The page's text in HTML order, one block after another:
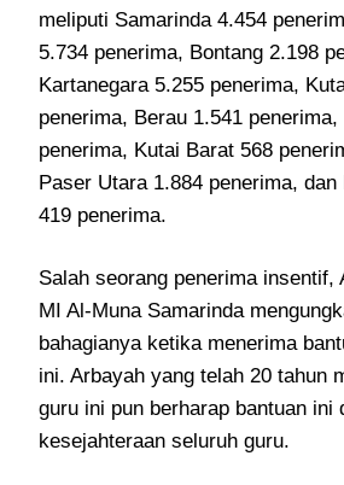
meliputi Samarinda 4.454
5.734 penerima, Bontang 2.198
Kartanegara 5.255 penerima,
penerima, Berau 1.541
penerima, Kutai Barat 568
Paser Utara 1.884 penerima, dan
419 penerima.
Salah seorang penerima insentif,
MI Al-Muna Samarinda
bahagianya ketika menerima
ini. Arbayah yang telah 20 tahun
guru ini pun berharap bantuan ini
kesejahteraan seluruh guru.